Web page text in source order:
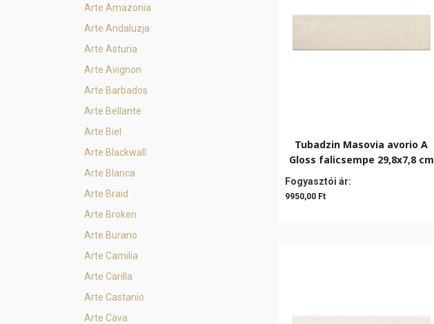
Tubadzin Masovia avorio A
Gloss falicsempe 29,8x7,8 cm
Fogyasztói ár:
9950,00 Ft
Arte Amazonia
Arte Andaluzja
Arte Asturia
Arte Avignon
Arte Barbados
Arte Bellante
Arte Biel
Arte Blackwall
Arte Blanca
Arte Braid
Arte Broken
Arte Burano
Arte Camilia
Arte Carilla
Arte Castanio
Arte Cava